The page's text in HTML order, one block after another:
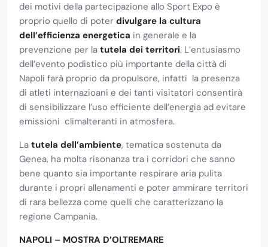
dei motivi della partecipazione allo Sport Expo è
proprio quello di poter divulgare la cultura
dell’efficienza energetica in generale e la
prevenzione per la tutela dei territori. L’entusiasmo
dell’evento podistico più importante della città di
Napoli farà proprio da propulsore, infatti la presenza
di atleti internazioani e dei tanti visitatori consentirà
di sensibilizzare l’uso efficiente dell’energia ad evitare
emissioni climalteranti in atmosfera.
La tutela dell’ambiente, tematica sostenuta da
Genea, ha molta risonanza tra i corridori che sanno
bene quanto sia importante respirare aria pulita
durante i propri allenamenti e poter ammirare territori
di rara bellezza come quelli che caratterizzano la
regione Campania.
NAPOLI – MOSTRA D’OLTREMARE